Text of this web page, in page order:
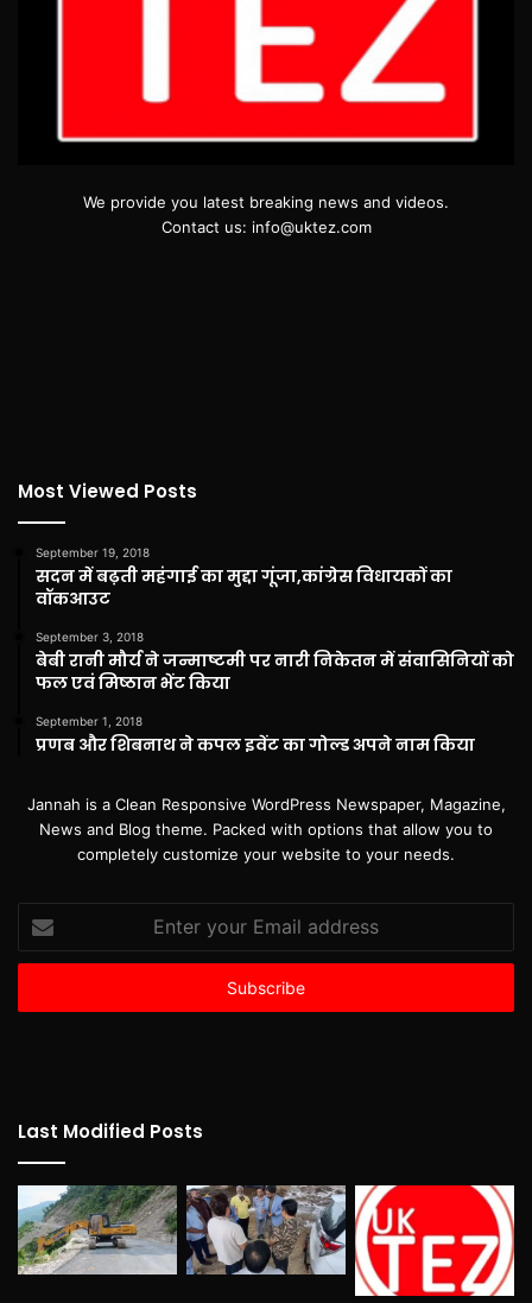
We provide you latest breaking news and videos.
Contact us: info@uktez.com
Most Viewed Posts
September 19, 2018
सदन में बढ़ती महंगाई का मुद्दा गूंजा,कांग्रेस विधायकों का
वॉकआउट
September 3, 2018
बेबी रानी मौर्य ने जन्माष्टमी पर नारी निकेतन में संवासिनियों को
फल एवं मिष्ठान भेंट किया
September 1, 2018
प्रणब और शिबनाथ ने कपल इवेंट का गोल्ड अपने नाम किया
Jannah is a Clean Responsive WordPress Newspaper, Magazine,
News and Blog theme. Packed with options that allow you to
completely customize your website to your needs.
your
Email
Last Modified Posts